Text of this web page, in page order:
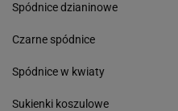
Spódnice dzianinowe
Czarne spódnice
Spódnice w kwiaty
Sukienki koszulowe